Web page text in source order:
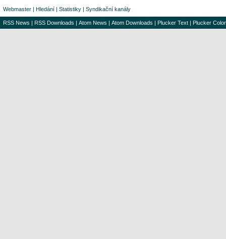
Webmaster | Hledání | Statistiky | Syndikační kanály
RSS News | RSS Downloads | Atom News | Atom Downloads | Plucker Text | Plucker Color